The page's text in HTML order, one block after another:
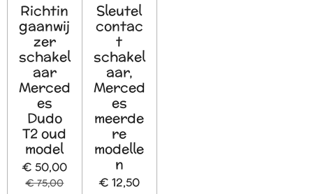
Richtin
gaanwij
zer
schakel
aar
Merced
es
Dudo
T2 oud
model
€ 50,00
€ 75,00
Sleutel
contac
t
schakel
aar,
Merced
es
meerde
re
modelle
n
€ 12,50